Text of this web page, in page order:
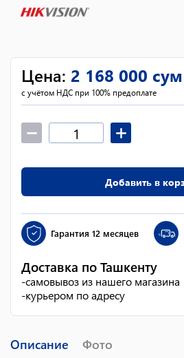
Цена: 2 168 000 сум
с учётом НДС при 100% предоплате
Добавить в
Гарантия 12 месяцев
Доставка по Ташкенту
-самовывоз из нашего магазина
-курьером по адресу
Описание Фото